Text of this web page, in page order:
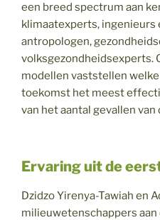
een breed spectrum aan
klimaatexperts, ingenieurs
antropologen,
volksgezondheidsexperts.
modellen vaststellen
toekomst het meest
van het aantal gevallen
Ervaring uit de
Dzidzo Yirenya-Tawiah en
milieuwetenschappers